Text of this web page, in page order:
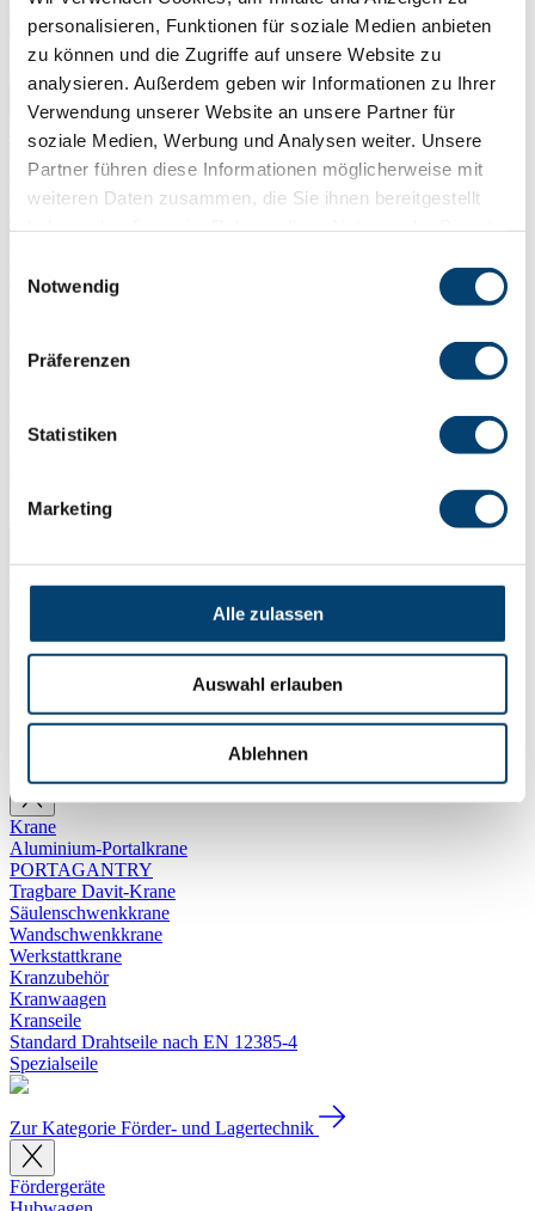
personalisieren, Funktionen für soziale Medien anbieten
zu können und die Zugriffe auf unsere Website zu
analysieren. Außerdem geben wir Informationen zu Ihrer
Verwendung unserer Website an unsere Partner für
soziale Medien, Werbung und Analysen weiter. Unsere
Partner führen diese Informationen möglicherweise mit
weiteren Daten zusammen, die Sie ihnen bereitgestellt
Notwendig
Präferenzen
Statistiken
Marketing
Alle zulassen
Auswahl erlauben
Ablehnen
Weitere Zubehörartikel
Zur Kategorie Lastaufnahmemittel
Traversen, Greifer ...
Traversen
Fasshebezeuge
Greifer
Wendetische
Hebeklemmen
EXOSET Hebeklemmen
Hebemagnete
Hebemagnete (elektropermanent)
Zur Kategorie Hydraulik
Zubehör
Handhebezeuge
Hydraulisches Werkzeug
Krane
Aluminium-Portalkrane
PORTAGANTRY
Tragbare Davit-Krane
Säulenschwenkkrane
Wandschwenkkrane
Werkstattkrane
Kranzubehör
Kranwaagen
Kranseile
Standard Drahtseile nach EN 12385-4
Spezialseile
Zur Kategorie Förder- und Lagertechnik
Fördergeräte